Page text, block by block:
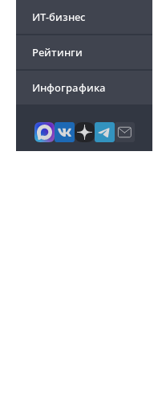
ИТ-бизнес
Рейтинги
Инфографика